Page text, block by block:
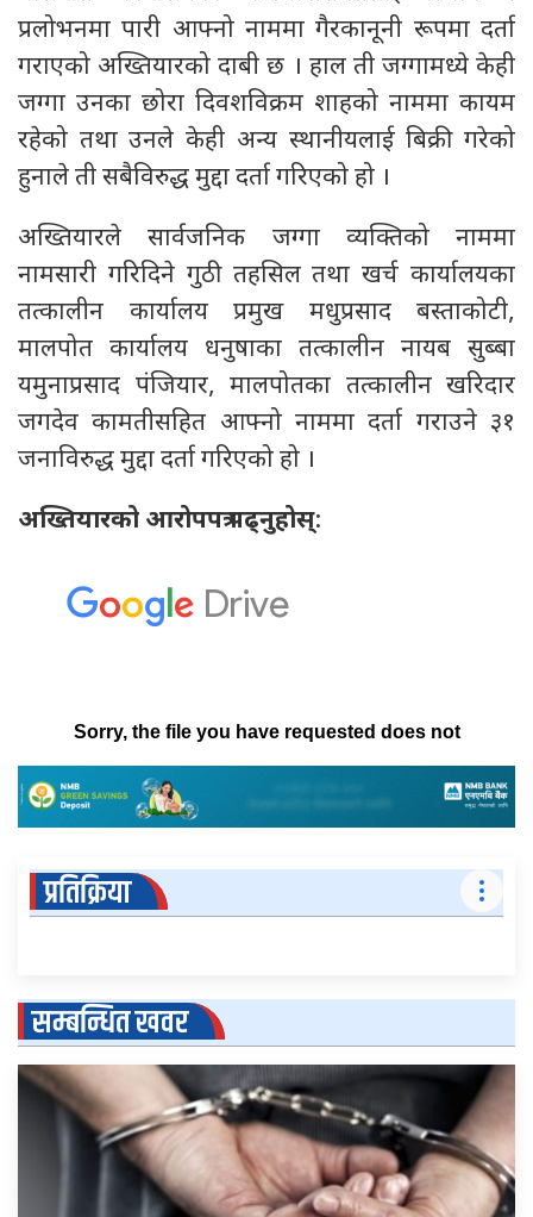
प्रलोभनमा पारी आफ्नो नाममा गैरकानूनी रूपमा दर्ता
गराएको अख्तियारको दाबी छ । हाल ती जग्गामध्ये केही
जग्गा उनका छोरा दिवशविक्रम शाहको नाममा कायम
रहेको तथा उनले केही अन्य स्थानीयलाई बिक्री गरेको
हुनाले ती सबैविरुद्ध मुद्दा दर्ता गरिएको हो ।
अख्तियारले सार्वजनिक जग्गा व्यक्तिको नाममा
नामसारी गरिदिने गुठी तहसिल तथा खर्च कार्यालयका
तत्कालीन कार्यालय प्रमुख मधुप्रसाद बस्ताकोटी,
मालपोत कार्यालय धनुषाका तत्कालीन नायब सुब्बा
यमुनाप्रसाद पंजियार, मालपोतका तत्कालीन खरिदार
जगदेव कामतीसहित आफ्नो नाममा दर्ता गराउने ३१
जनाविरुद्ध मुद्दा दर्ता गरिएको हो ।
अख्तियारको आरोपपत्र पढ्नुहोस्:
प्रतिक्रिया
सम्बन्धित खवर